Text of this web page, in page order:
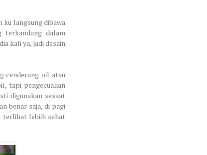
langsung dibawa
terkandung dalam
kali ya, jadi desain
cenderung oil atau
tapi pengecualian
digunakan sesaat
benar saja, di pagi
terlihat lebiih sehat